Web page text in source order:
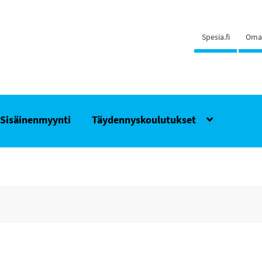
Spesia.fi
Sisäinenmyynti Täydennyskoulutukset